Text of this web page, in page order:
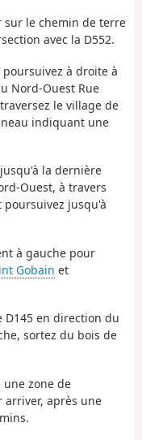
sur le chemin de terre
avec la D552.
à droite à
Nord-Ouest Rue
le village de
indiquant une
la dernière
Ouest, à travers
poursuivez jusqu'à
à gauche pour
Gobain et
D145 en direction du
sortez du bois de
une zone de
après une